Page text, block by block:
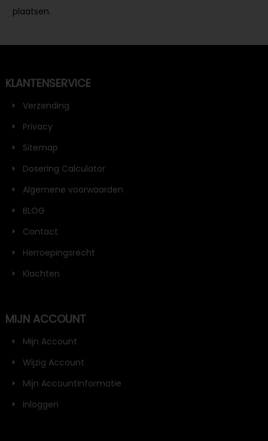
plaatsen.
KLANTENSERVICE
Verzending
Privacy
Sitemap
Dosering Calculator
Algemene voorwaarden
BLOG
Contact
Herroepingsrecht
Klachten
MIJN ACCOUNT
Mijn Account
Wijzig Account
Mijn Accountinformatie
Inloggen